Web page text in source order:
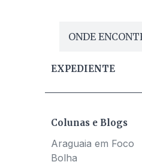
ONDE
EXPEDIENTE
Colunas e Blogs
Araguaia em Foco
Bolha